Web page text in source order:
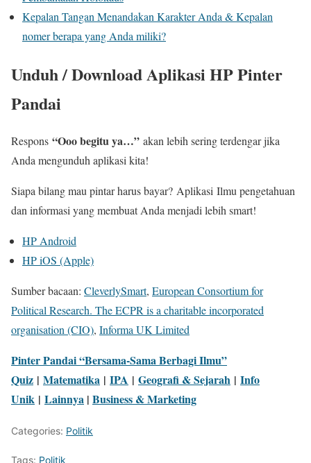
Kepalan Tangan Menandakan Karakter Anda & Kepalan
nomer berapa yang Anda miliki?
Unduh / Download Aplikasi HP Pinter
Pandai
Respons “Ooo begitu ya…” akan lebih sering terdengar jika
Anda mengunduh aplikasi kita!
Siapa bilang mau pintar harus bayar? Aplikasi Ilmu pengetahuan
dan informasi yang membuat Anda menjadi lebih smart!
HP Android
HP iOS (Apple)
Sumber bacaan: CleverlySmart, European Consortium for
Political Research. The ECPR is a charitable incorporated
organisation (CIO), Informa UK Limited
Pinter Pandai “Bersama-Sama Berbagi Ilmu”
Quiz | Matematika | IPA | Geografi & Sejarah | Info
Unik | Lainnya | Business & Marketing
Categories: Politik
Tags: Politik